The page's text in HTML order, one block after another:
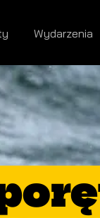
Wydarzenia